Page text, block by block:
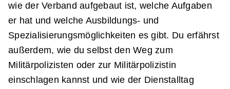
wie der Verband aufgebaut ist, welche Aufgaben
er hat und welche Ausbildungs- und
Spezialisierungsmöglichkeiten es gibt. Du erfährst
außerdem, wie du selbst den Weg zum
Militärpolizisten oder zur Militärpolizistin
einschlagen kannst und wie der Dienstalltag